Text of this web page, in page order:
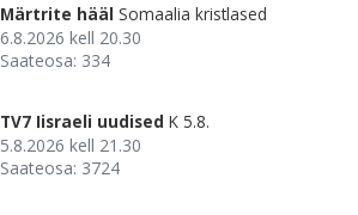
Märtrite hääl Somaalia kristlased
6.8.2026 kell 20.30
Saateosa: 334
TV7 Iisraeli uudised K 5.8.
5.8.2026 kell 21.30
Saateosa: 3724